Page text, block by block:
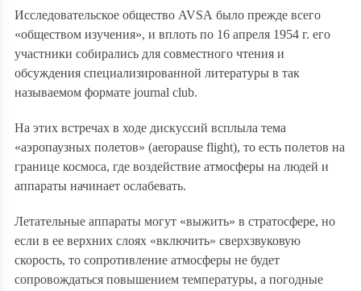
Исследовательское общество AVSA было прежде всего
«обществом изучения», и вплоть по 16 апреля 1954 г. его
участники собирались для совместного чтения и
обсуждения специализированной литературы в так
называемом формате journal club.
На этих встречах в ходе дискуссий всплыла тема
«аэропаузных полетов» (aeropause flight), то есть полетов на
границе космоса, где воздействие атмосферы на людей и
аппараты начинает ослабевать.
Летательные аппараты могут «выжить» в стратосфере, но
если в ее верхних слоях «включить» сверхзвуковую
скорость, то сопротивление атмосферы не будет
сопровождаться повышением температуры, а погодные